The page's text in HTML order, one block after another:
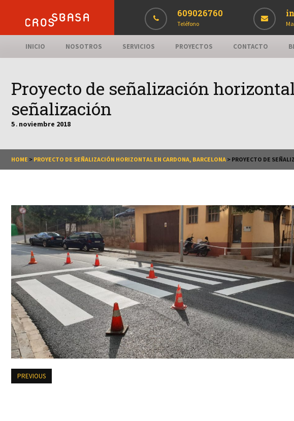
609026760
Teléfono
INICIO NOSOTROS SERVICIOS PROYECTOS CONTACTO
Proyecto de señalización
señalización
5 . noviembre 2018
HOME > PROYECTO DE SEÑALIZACIÓN HORIZONTAL EN CARDONA, BARCELONA > PROYECTO DE
PREVIOUS